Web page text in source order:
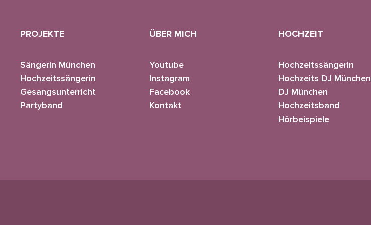
PROJEKTE
Sängerin München
Hochzeitssängerin
Gesangsunterricht
Partyband
ÜBER MICH
Youtube
Instagram
Facebook
Kontakt
HOCHZEIT
Hochzeitssängerin
Hochzeits DJ München
DJ München
Hochzeitsband
Hörbeispiele